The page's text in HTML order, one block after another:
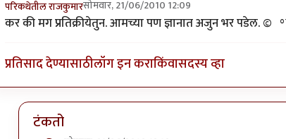
परिकथेतील राजकुमारसोमवार, 21/06/2010 12:09
In reply toविचारजंताbyअवलिया
कर की मग प्रतिक्रीयेतुन. आमच्या पण ज्ञानात अजुन भर पडेल.
प्रतिसाद देण्यासाठीलॉग इन कराकिंवासदस्य व्हा
टंकतो